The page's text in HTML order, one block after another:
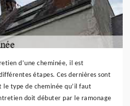
d’une cheminée, il est
étapes. Ces dernières sont
le type de cheminée qu’il faut
doit débuter par le ramonage